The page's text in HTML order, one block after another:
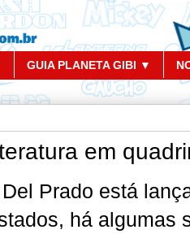
GUIA PLANETA GIBI ▼
em
Prado está
há algumas